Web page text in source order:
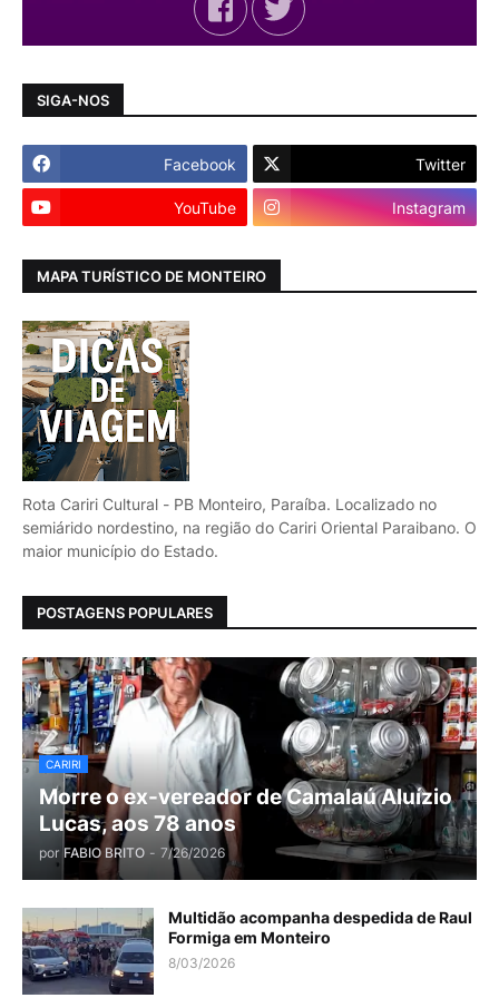
SIGA-NOS
Facebook Twitter
YouTube Instagram
MAPA TURÍSTICO DE MONTEIRO
Rota Cariri Cultural - PB Monteiro, Paraíba. Localizado no
semiárido nordestino, na região do Cariri Oriental Paraibano. O
maior município do Estado.
POSTAGENS POPULARES
CARIRI
Morre o ex-vereador de Camalaú Aluízio
Lucas, aos 78 anos
por FABIO BRITO - 7/26/2026
Multidão acompanha despedida de Raul
Formiga em Monteiro
8/03/2026